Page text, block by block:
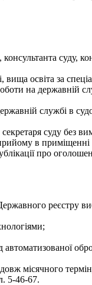
суду,
освіта за
на
службі в
суду без
в приміщенні
про
реєстру
місячного
5-46-67.